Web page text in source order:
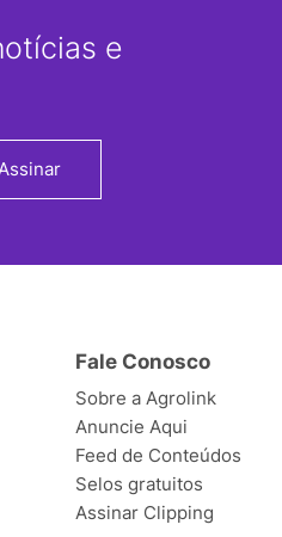
e
Fale Conosco
Sobre a Agrolink
Anuncie Aqui
Feed de Conteúdos
Selos gratuitos
Assinar Clipping